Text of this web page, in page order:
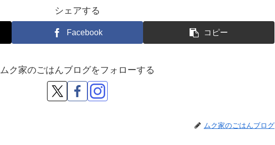
シェアする
Facebook コピー
ムク家のごはんブログをフォローする
ムク家のごはんブログ